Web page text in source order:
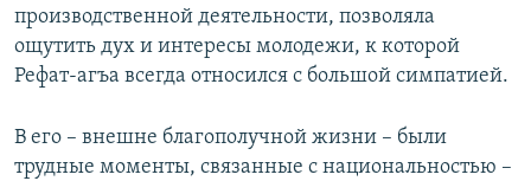
производственной деятельности, позволяла
ощутить дух и интересы молодежи, к которой
Рефат-агъа всегда относился с большой симпатией.
В его – внешне благополучной жизни – были
трудные моменты, связанные с национальностью –